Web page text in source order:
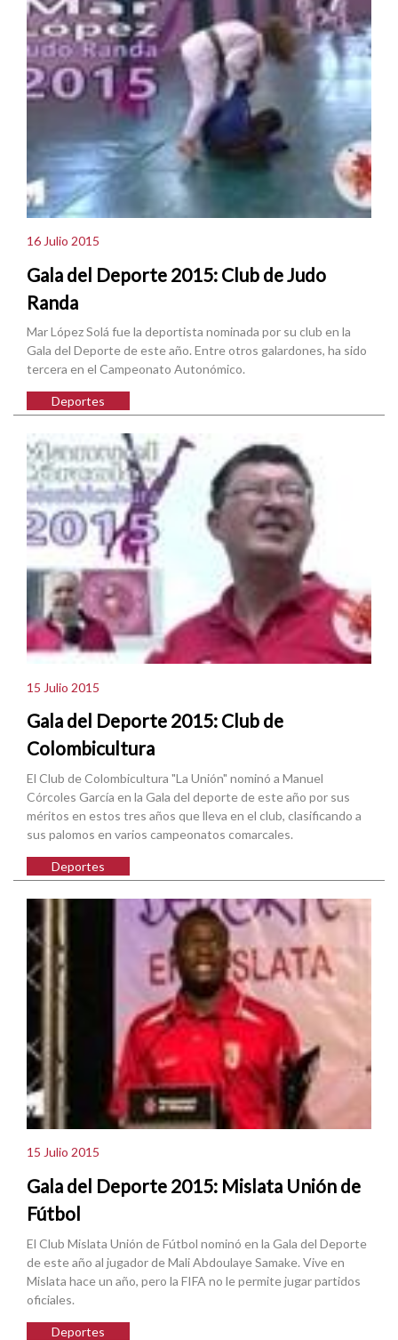
16 Julio 2015
Gala del Deporte 2015: Club de Judo
Randa
Mar López Solá fue la deportista nominada por su club en la
Gala del Deporte de este año. Entre otros galardones, ha sido
tercera en el Campeonato Autonómico.
Deportes
15 Julio 2015
Gala del Deporte 2015: Club de
Colombicultura
El Club de Colombicultura "La Unión" nominó a Manuel
Córcoles García en la Gala del deporte de este año por sus
méritos en estos tres años que lleva en el club, clasificando a
sus palomos en varios campeonatos comarcales.
Deportes
15 Julio 2015
Gala del Deporte 2015: Mislata Unión de
Fútbol
El Club Mislata Unión de Fútbol nominó en la Gala del Deporte
de este año al jugador de Mali Abdoulaye Samake. Vive en
Mislata hace un año, pero la FIFA no le permite jugar partidos
oficiales.
Deportes